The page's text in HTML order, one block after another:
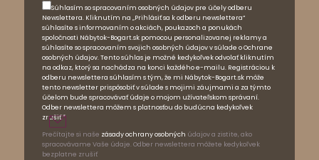
Súhlasím so spracovaním osobných údajov pre účely odberu
Newslettera. Kliknutím na „Prihlásiť sa k odberu newslettera“
súhlasíte s informovaním o akciách, poukazoch a ponukách
spoločnosti Nábytok-Bogart.sk pomocou personalizovanej reklamy a
súhlasíte so spracovaním svojich osobných údajov v súlade o Ochrane
osobných údajov. Tento súhlas je možné kedykoľvek odvolať kliknutím
na odkaz, ktorý sa nachádza na konci každého e-mailu. Registráciou k
odberu newslettera súhlasím s tým, že mi Nábytok-Bogart.sk môže
tento newsletter prispôsobiť v súlade s mojimi záujmami a za týmto
účelom bude spracovávať údaje o mojom užívateľskom správaní.
Odber newslettera môžem s platnosťou do budúcna kedykoľvek
zrušiť.*
Prečítajte si naše zásady ochrany osobných údajov a zistite, ako
spracovávame Vaše údaje. Odber newslettera môžete kedykoľvek
bezplatne zrušiť